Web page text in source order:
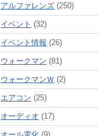
アルファレンズ(250)
イベント (32)
イベント情報 (26)
ウォークマン (81)
ウォークマンＷ (2)
エアコン (25)
オーディオ (17)